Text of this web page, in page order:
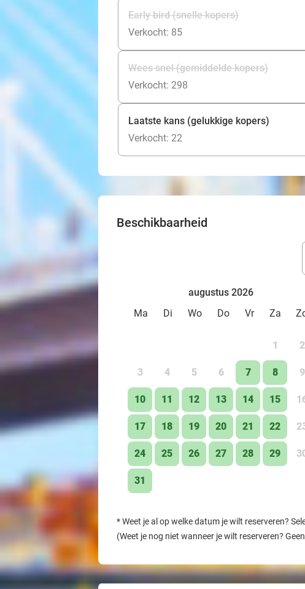
Early bird (snelle kopers)
Verkocht: 85
Wees snel (gemiddelde kopers)
Verkocht: 298
Laatste kans (gelukkige kopers)
Verkocht: 22
Beschikbaarheid
augustus 2026
Ma
Di Wo Do Vr Za
1 2
3 4 5 6 7 8 9
10 11 12 13 14 15
17 18 19 20 21 22
24 25 26 27 28 29
31
*Weet je al op welke datum je wilt reserveren?
(Weet je nog niet wanneer je wilt reserveren?